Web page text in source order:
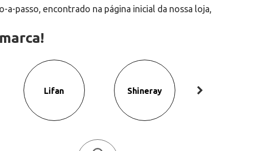
passo, encontrado na página inicial da nossa loja,
Lifan Shineray